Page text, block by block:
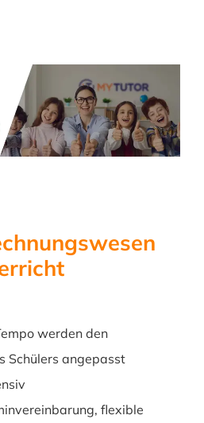
werden den
Schülers angepasst
flexible